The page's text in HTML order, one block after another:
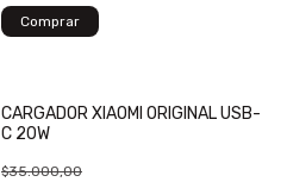
CARGADOR XIAOMI ORIGINAL USB-
C 20W
$35.000,00